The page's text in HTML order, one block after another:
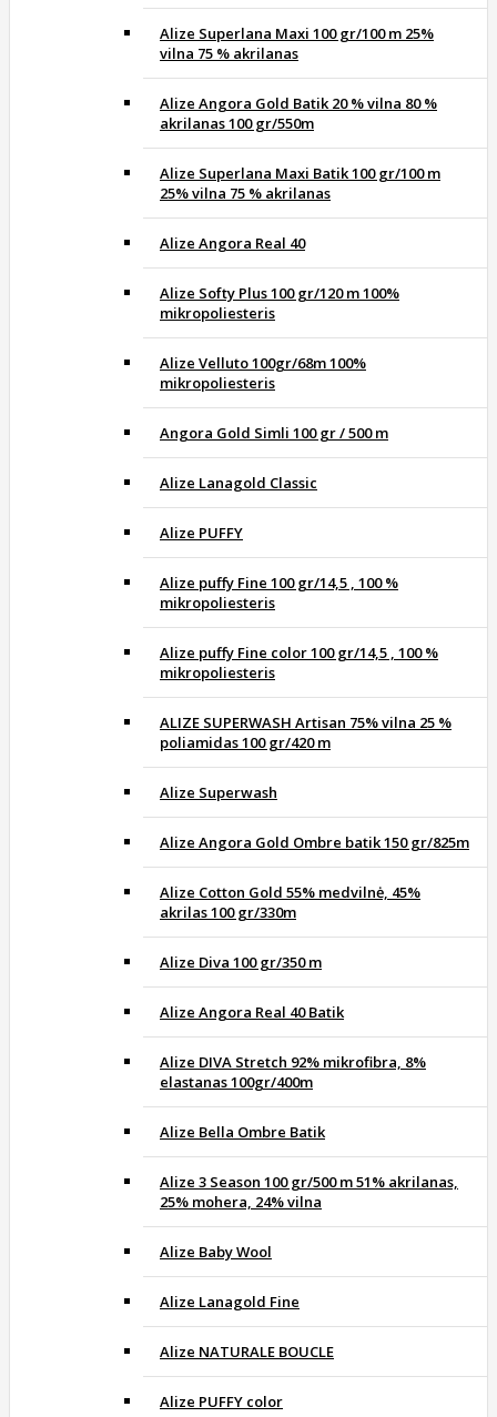
Alize Superlana Maxi 100 gr/100 m 25%
vilna 75 % akrilanas
Alize Angora Gold Batik 20 % vilna 80 %
akrilanas 100 gr/550m
Alize Superlana Maxi Batik 100 gr/100 m
25% vilna 75 % akrilanas
Alize Angora Real 40
Alize Softy Plus 100 gr/120 m 100%
mikropoliesteris
Alize Velluto 100gr/68m 100%
mikropoliesteris
Angora Gold Simli 100 gr / 500 m
Alize Lanagold Classic
Alize PUFFY
Alize puffy Fine 100 gr/14,5 , 100 %
mikropoliesteris
Alize puffy Fine color 100 gr/14,5 , 100 %
mikropoliesteris
ALIZE SUPERWASH Artisan 75% vilna 25 %
poliamidas 100 gr/420 m
Alize Superwash
Alize Angora Gold Ombre batik 150 gr/825m
Alize Cotton Gold 55% medvilnė, 45%
akrilas 100 gr/330m
Alize Diva 100 gr/350 m
Alize Angora Real 40 Batik
Alize DIVA Stretch 92% mikrofibra, 8%
elastanas 100gr/400m
Alize Bella Ombre Batik
Alize 3 Season 100 gr/500 m 51% akrilanas,
25% mohera, 24% vilna
Alize Baby Wool
Alize Lanagold Fine
Alize NATURALE BOUCLE
Alize PUFFY color